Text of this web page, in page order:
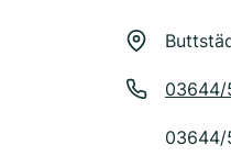
03644/
03644/